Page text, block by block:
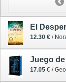
12.30 € /
17.05 € /